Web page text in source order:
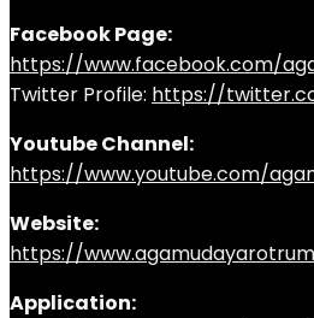
Facebook Page:
https://www.facebook.com/
Twitter Profile: https://
Youtube Channel:
https://www.youtube.com/
Website:
https://
Application: